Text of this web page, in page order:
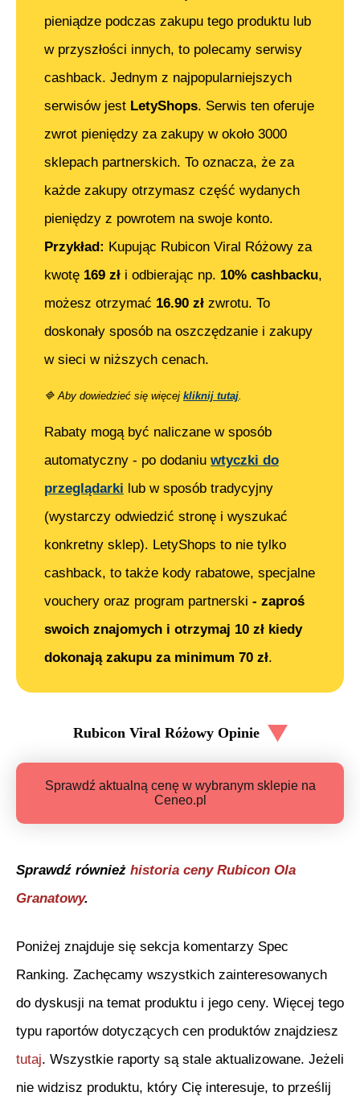
pieniądze podczas zakupu tego produktu lub
w przyszłości innych, to polecamy serwisy
cashback. Jednym z najpopularniejszych
serwisów jest LetyShops. Serwis ten oferuje
zwrot pieniędzy za zakupy w około 3000
sklepach partnerskich. To oznacza, że za
każde zakupy otrzymasz część wydanych
pieniędzy z powrotem na swoje konto.
Przykład: Kupując Rubicon Viral Różowy za
kwotę 169 zł i odbierając np. 10% cashbacku,
możesz otrzymać 16.90 zł zwrotu. To
doskonały sposób na oszczędzanie i zakupy
w sieci w niższych cenach.
🔷 Aby dowiedzieć się więcej kliknij tutaj.
Rabaty mogą być naliczane w sposób
automatyczny - po dodaniu wtyczki do
przeglądarki lub w sposób tradycyjny
(wystarczy odwiedzić stronę i wyszukać
konkretny sklep). LetyShops to nie tylko
cashback, to także kody rabatowe, specjalne
vouchery oraz program partnerski - zaproś
swoich znajomych i otrzymaj 10 zł kiedy
dokonają zakupu za minimum 70 zł.
Rubicon Viral RóżowyOpinie
Sprawdź aktualną cenę w wybranym sklepie na
Ceneo.pl
Sprawdź również historia ceny Rubicon Ola
Granatowy.
Poniżej znajduje się sekcja komentarzy Spec
Ranking. Zachęcamy wszystkich zainteresowanych
do dyskusji na temat produktu i jego ceny. Więcej tego
typu raportów dotyczących cen produktów znajdziesz
tutaj. Wszystkie raporty są stale aktualizowane. Jeżeli
nie widzisz produktu, który Cię interesuje, to prześlij